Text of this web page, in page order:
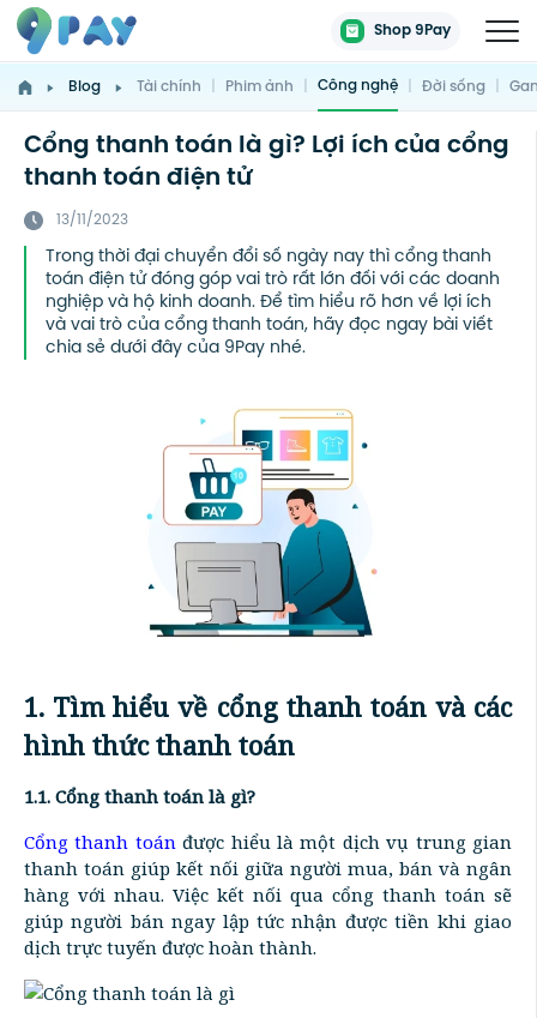
Shop 9Pay
Blog Tài chính | Phim ảnh | Công nghệ | Đời sống |
Cổng thanh toán là gì? Lợi ích của cổng
thanh toán điện tử
13/11/2023
Trong thời đại chuyển đổi số ngày nay thì cổng thanh
toán điện tử đóng góp vai trò rất lớn đối với các doanh
nghiệp và hộ kinh doanh. Để tìm hiểu rõ hơn về lợi ích
và vai trò của cổng thanh toán, hãy đọc ngay bài viết
chia sẻ dưới đây của 9Pay nhé.
1. Tìm hiểu về cổng thanh toán và các
hình thức thanh toán
1.1. Cổng thanh toán là gì?
Cổng thanh toán được hiểu là một dịch vụ trung gian
thanh toán giúp kết nối giữa người mua, bán và ngân
hàng với nhau. Việc kết nối qua cổng thanh toán sẽ
giúp người bán ngay lập tức nhận được tiền khi giao
dịch trực tuyến được hoàn thành.